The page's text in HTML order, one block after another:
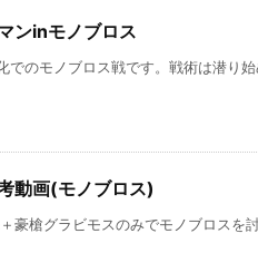
ンinモノブロス
でのモノブロス戦です。戦術は潜り
動画(モノブロス)
豪槍グラビモスのみでモノブロスを